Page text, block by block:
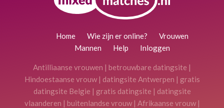
Home Wie zijn er online?
Vrouwen
Mannen
Help Inloggen
Antilliaanse vrouwen | betrouwbare datingsite |
Hindoestaanse vrouw | datingsite Antwerpen | gratis
datingsite Belgie | gratis datingsite | datingsite
vlaanderen | buitenlandse vrouw | Afrikaanse vrouw |